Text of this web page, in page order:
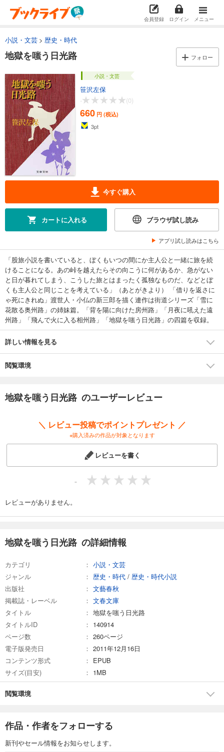
会員登録 ログイン メニュー
小説・文芸 歴史・時代
地獄を嗤う日光路 フォロー
小説・文芸
笹沢左保
-
(0)
660 円 (税込)
3pt
今すぐ購入
カートに入れる ブラウザ試し読み
アプリ試し読みはこちら
「股旅小説を書いていると、ぼくもいつの間にか主人公と一緒に旅を続
けることになる。あの峠を越えたらその向こうに何があるか、急がない
と日が暮れてしまう、こうした旅とはまったく孤独なものだ、などとぼ
くも主人公と同じことを考えている」（あとがきより） 「借りを返さに
ゃ死にきれぬ」渡世人・小仏の新三郎を描く連作は街道シリーズ「雪に
花散る奥州路」の姉妹篇。「背を陽に向けた房州路」「月夜に吼えた遠
州路」「飛んで火に入る相州路」「地獄を嗤う日光路」の四篇を収録。
詳しい情報を見る
閲覧環境
地獄を嗤う日光路 のユーザーレビュー
＼ レビュー投稿でポイントプレゼント ／
※購入済みの作品が対象となります
レビューを書く
-
レビューがありません。
地獄を嗤う日光路 の詳細情報
カテゴリ
小説・文芸
ジャンル
歴史・時代 / 歴史・時代小説
出版社
文藝春秋
掲載誌・レーベル
文春文庫
タイトル
地獄を嗤う日光路
タイトルID
140914
ページ数
260ページ
電子版発売日
2011年12月16日
コンテンツ形式
EPUB
サイズ(目安)
1MB
閲覧環境
作品・作者をフォローする
新刊やセール情報をお知らせします。